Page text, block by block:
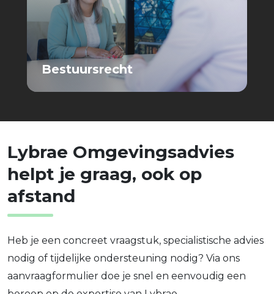
Bestuursrecht
Lybrae Omgevingsadvies
helpt je graag, ook op
afstand
Heb je een concreet vraagstuk, specialistische advies
nodig of tijdelijke ondersteuning nodig? Via ons
aanvraagformulier doe je snel en eenvoudig een